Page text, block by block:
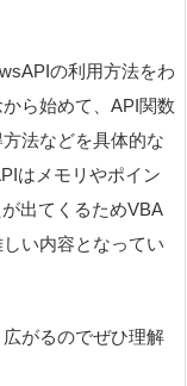
の利用方法をわ
ら始めて、API関数
法などを具体的な
はメモリやポイン
出てくるためVBA
い内容となってい
がるのでぜひ理解